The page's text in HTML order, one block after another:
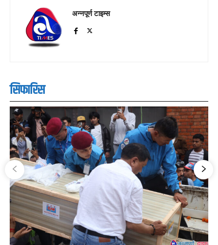
अन्नपूर्ण टाइम्स
सिफारिस